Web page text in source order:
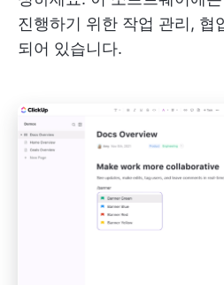
진행하기 위한 작업 관리, 협
되어 있습니다.